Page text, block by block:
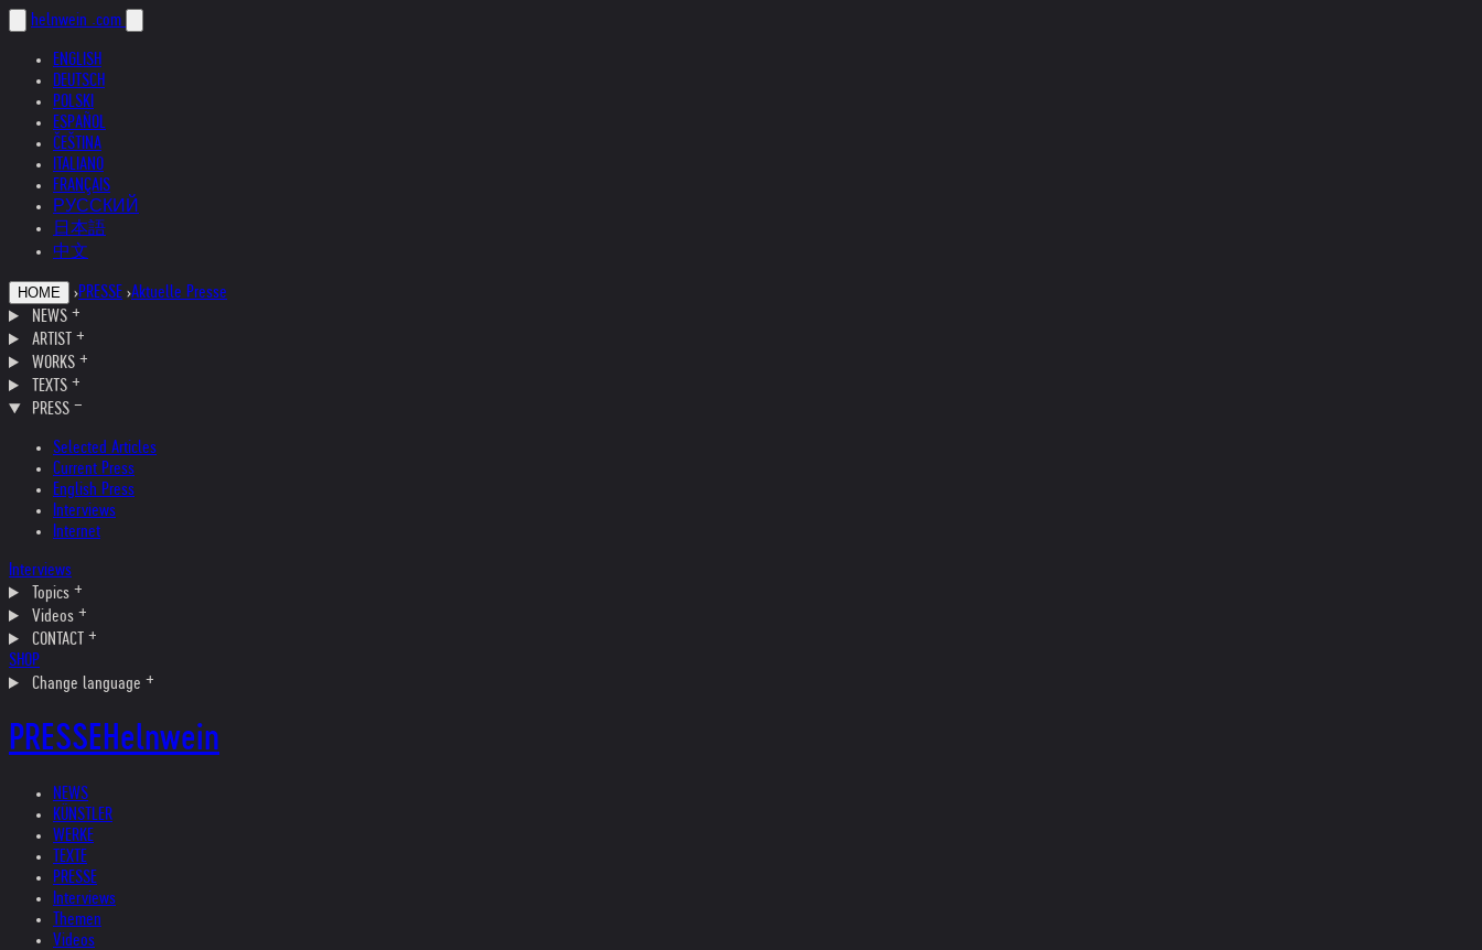
helnwein .com
ENGLISH
DEUTSCH
POLSKI
ESPAÑOL
ČEŠTINA
ITALIANO
FRANÇAIS
РУССКИЙ
日本語
中文
HOME ›PRESSE ›Aktuelle Presse
NEWS
ARTIST
WORKS
TEXTS
PRESS
Selected Articles
Current Press
English Press
Interviews
Internet
Interviews
Topics
Videos
CONTACT
SHOP
Change language
PRESSEHelnwein
NEWS
KÜNSTLER
WERKE
TEXTE
PRESSE
Interviews
Themen
Videos